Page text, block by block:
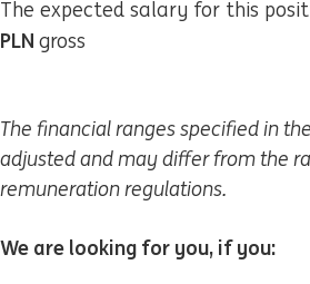
The expected salary for this
PLN gross
The financial ranges specified in
adjusted and may differ from the
remuneration regulations.
We are looking for you, if you: